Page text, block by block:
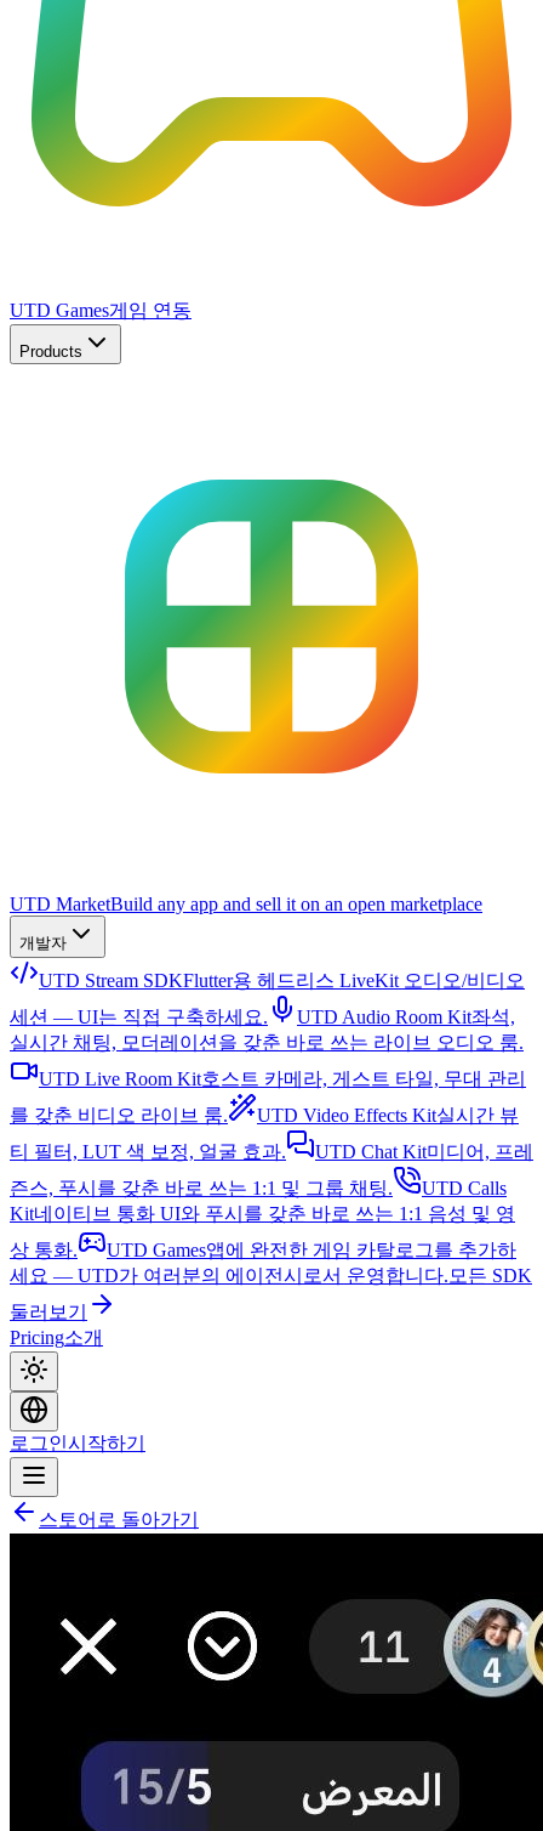
UTD Games게임 연동
Products
UTD MarketBuild any app and sell it on an open marketplace
개발자
UTD Stream SDKFlutter용 헤드리스 LiveKit 오디오/비디오
세션 — UI는 직접 구축하세요.
UTD Audio Room Kit좌석,
실시간 채팅, 모더레이션을 갖춘 바로 쓰는 라이브 오디오 룸.
UTD Live Room Kit호스트 카메라, 게스트 타일, 무대 관리
를 갖춘 비디오 라이브 룸.
UTD Video Effects Kit실시간 뷰
티 필터, LUT 색 보정, 얼굴 효과.
UTD Chat Kit미디어, 프레
즌스, 푸시를 갖춘 바로 쓰는 1:1 및 그룹 채팅.
UTD Calls
Kit네이티브 통화 UI와 푸시를 갖춘 바로 쓰는 1:1 음성 및 영
상 통화.
UTD Games앱에 완전한 게임 카탈로그를 추가하
세요 — UTD가 여러분의 에이전시로서 운영합니다. 모든 SDK
둘러보기
Pricing소개
로그인시작하기
스토어로 돌아가기